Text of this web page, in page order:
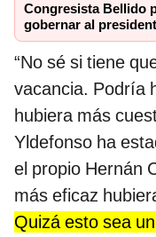
Congresista Bellido
gobernar al
“No sé si tiene
vacancia. Podría
hubiera más
Yldefonso ha
el propio Hernán
más eficaz
Quizá esto sea